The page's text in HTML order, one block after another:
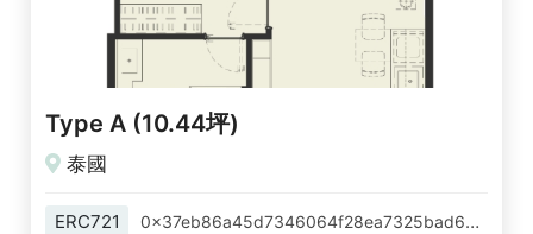
Type A (10.44坪)
泰國
ERC721 0x37eb86a45d7346064f28ea7325bad6c8eee28599